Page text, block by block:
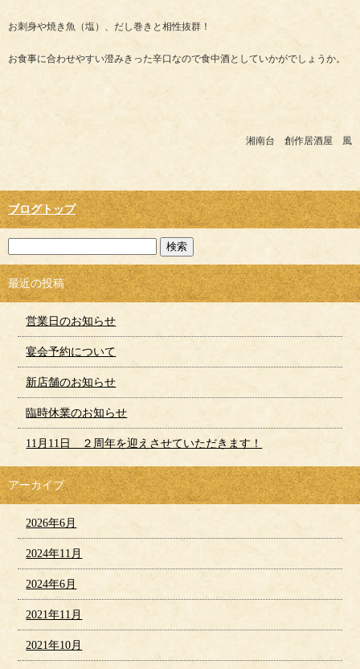
お刺身や焼き魚（塩）、だし巻きと相性抜群！
お食事に合わせやすい澄みきった辛口なので食中酒としていかがでしょうか。
湘南台 創作居酒屋 風
ブログトップ
最近の投稿
営業日のお知らせ
宴会予約について
新店舗のお知らせ
臨時休業のお知らせ
11月11日 ２周年を迎えさせていただきます！
アーカイブ
2026年6月
2024年11月
2024年6月
2021年11月
2021年10月